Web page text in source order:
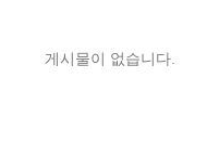
게시물이 없습니다.